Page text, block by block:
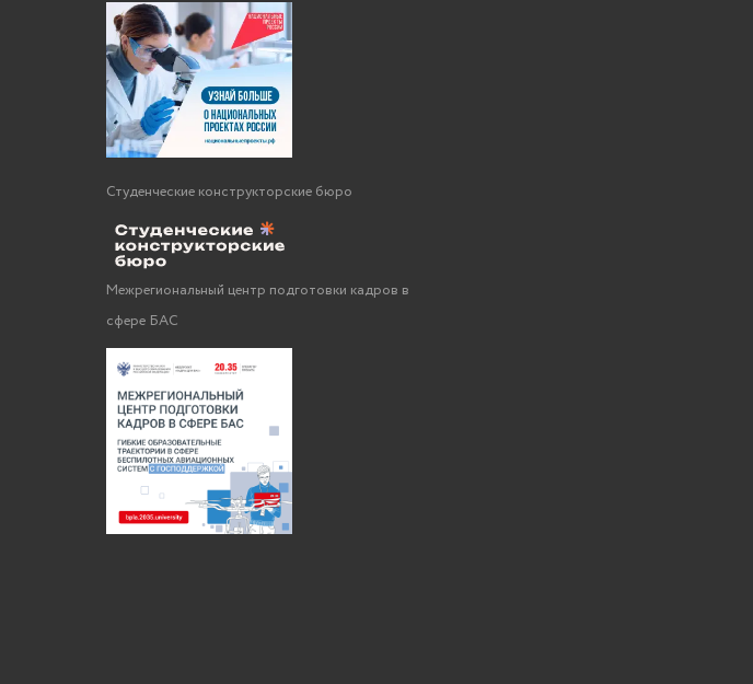
Студенческие конструкторские бюро
Межрегиональный центр подготовки кадров в
сфере БАС